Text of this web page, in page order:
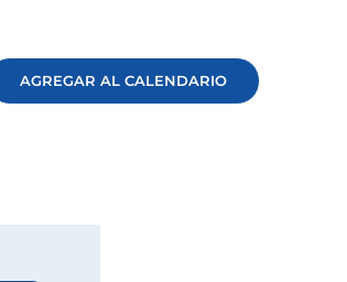
AGREGAR AL CALENDARIO